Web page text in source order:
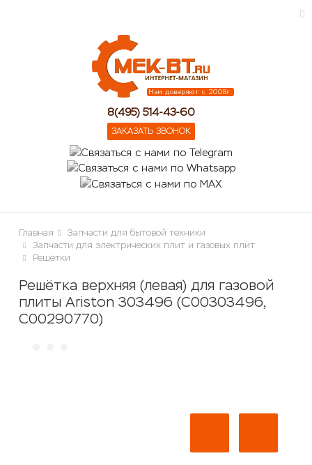
Нам доверяют с 2008г.
8(495) 514-43-60
ЗАКАЗАТЬ ЗВОНОК
Главная
Запчасти для бытовой техники
Запчасти для электрических плит и газовых плит
Решётки
Решётка верхняя (левая) для газовой
плиты Ariston 303496 (C00303496,
C00290770)